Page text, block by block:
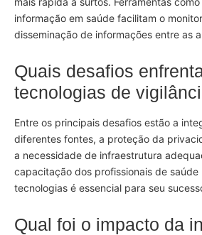
informação em saúde facilitam o
disseminação de informações entre as
Quais desafios
tecnologias de
Entre os principais desafios estão a
diferentes fontes, a proteção da
a necessidade de infraestrutura
capacitação dos profissionais de saúde
tecnologias é essencial para seu
Qual foi o impacto da